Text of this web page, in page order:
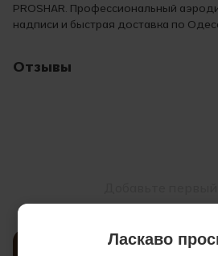
PROSHAR. Профессиональный
надписи и быстрая доставка по
Отзывы
Написать
Ласкаво